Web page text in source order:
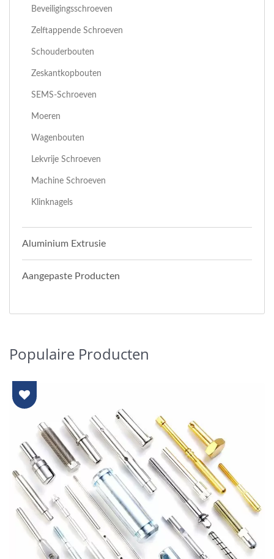
Beveiligingsschroeven
Zelftappende Schroeven
Schouderbouten
Zeskantkopbouten
SEMS-Schroeven
Moeren
Wagenbouten
Lekvrije Schroeven
Machine Schroeven
Klinknagels
Aluminium Extrusie
Aangepaste Producten
Populaire Producten